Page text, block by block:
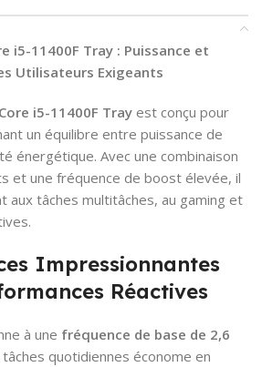
i5-11400F Tray : Puissance et
Utilisateurs Exigeants
i5-11400F Tray est conçu pour
un équilibre entre puissance de
énergétique. Avec une combinaison
et une fréquence de boost élevée, il
aux tâches multitâches, au gaming et
Impressionnantes
Réactives
à une fréquence de base de 2,6
quotidiennes économe en